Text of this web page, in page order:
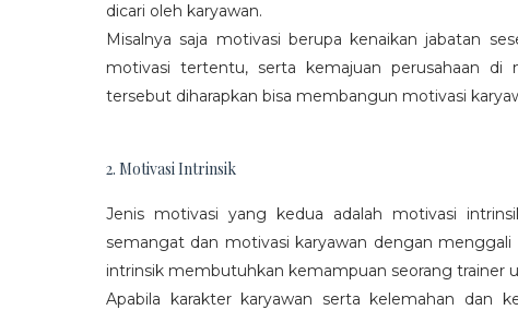
dicari oleh karyawan.
Misalnya saja motivasi berupa kenaikan jabatan
motivasi tertentu, serta kemajuan perusahaan di
tersebut diharapkan bisa membangun motivasi
2. Motivasi Intrinsik
Jenis motivasi yang kedua adalah motivasi
semangat dan motivasi karyawan dengan
intrinsik membutuhkan kemampuan seorang trainer
Apabila karakter karyawan serta kelemahan dan